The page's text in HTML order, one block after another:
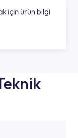
için ürün bilgi